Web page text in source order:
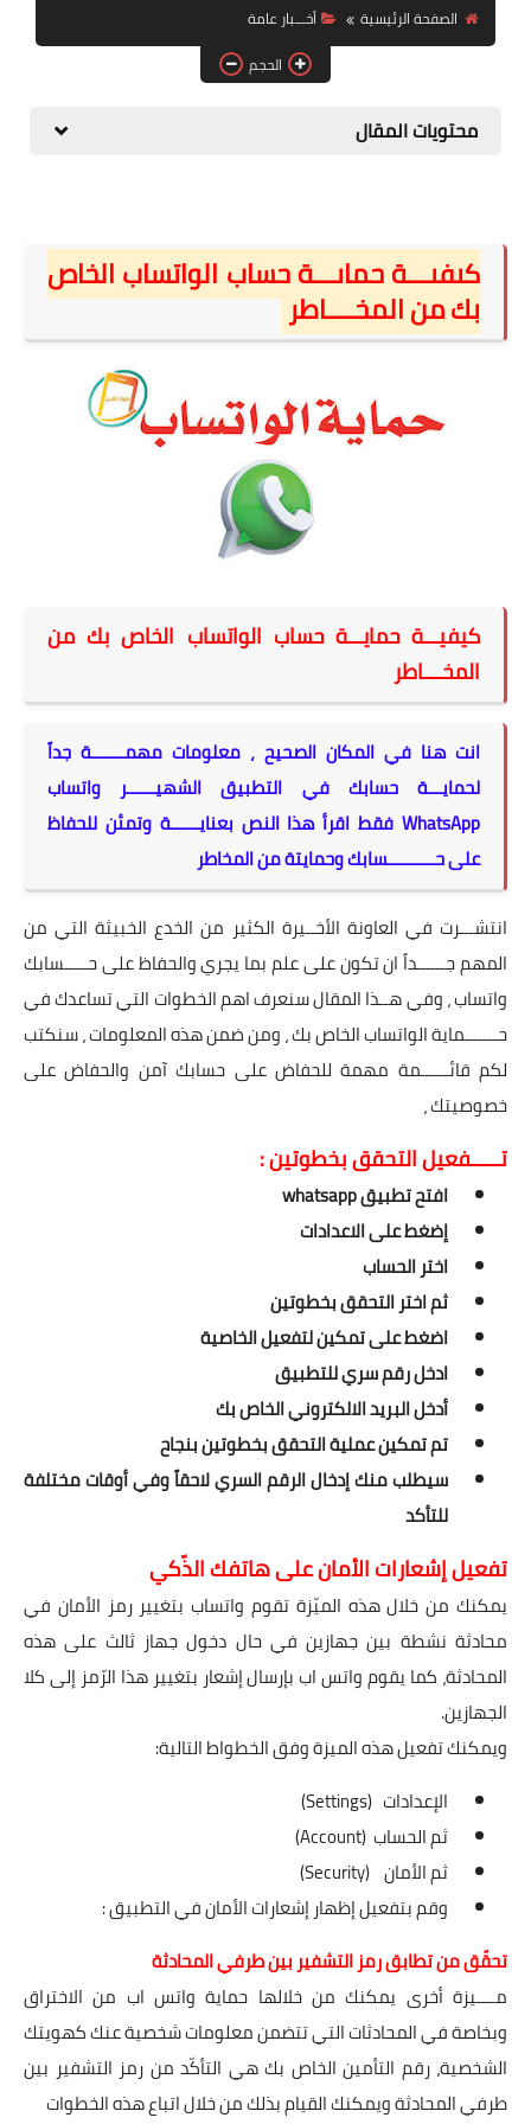
الصحة والجمال
موشن جرافيك
الصفحة الرئيسية
أخـــبار عامة
الحجم
محتويات المقال
كيفيـــة حمايـــة حساب الواتساب الخاص
بك من المخــــاطر
كيفيـــة حمايـــة حساب الواتساب الخاص بك من
المخــــاطر
انت هنا في المكان الصحيح ، معلومات مهمـــــــة جداً
لحمايـــة حسابك في التطبيق الشهيــــــر واتساب
WhatsApp فقط اقرأ هذا النص بعنايــــــة وتمئن للحفاظ
على حــــــــــسابك وحمايتة من المخاطر
انتشـــرت في العاونة الأخــيرة الكثير من الخدع الخبيثة التي من
المهم جــــــداً ان تكون على علم بما يجري والحفاظ على حـــــسابك
واتساب ، وفي هــذا المقال سنعرف اهم الخطوات التي تساعدك في
حـــــــماية الواتساب الخاص بك ، ومن ضمن هذه المعلومات ، سنكتب
لكم قائــــــمة مهمة للحفاض على حسابك آمن والحفاض على
خصوصيتك ،
تـــــفعيل التحقق بخطوتين :
افتح تطبيق whatsapp
إضغط على الاعدادات
اختر الحساب
ثم اختر التحقق بخطوتين
اضغط على تمكين لتفعيل الخاصية
ادخل رقم سري للتطبيق
أدخل البريد الالكتروني الخاص بك
تم تمكين عملية التحقق بخطوتين بنجاح
سيطلب منك إدخال الرقم السري لاحقاً وفي أوقات مختلفة
للتأكد
تفعيل إشعارات الأمان على هاتفك الذّكي
يمكنك من خلال هذه الميّزة تقوم واتساب بتغيير رمز الأمان في
محادثة نشطة بين جهازين في حال دخول جهاز ثالث على هذه
المحادثة، كما يقوم واتس اب بإرسال إشعار بتغيير هذا الرّمز إلى كلا
الجهازين.
ويمكنك تفعيل هذه الميزة وفق الخطواط التالية:
الإعدادات (Settings)
ثم الحساب (Account)
ثم الأمان (Security)
وقم بتفعيل إظهار إشعارات الأمان في التطبيق :
تحقّق من تطابق رمز التشفير بين طرفي المحادثة
مــــيزة أخرى يمكنك من خلالها حماية واتس اب من الاختراق
وبخاصة في المحادثات التي تتضمن معلومات شخصية عنك كهويتك
الشخصية، رقم التأمين الخاص بك هي التأكّد من رمز التشفير بين
طرفي المحادثة ويمكنك القيام بذلك من خلال اتباع هذه الخطوات